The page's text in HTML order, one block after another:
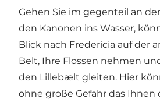
Gehen Sie im gegenteil an
den Kanonen ins Wasser,
Blick nach Fredericia auf der
Belt, Ihre Flossen nehmen
den Lillebælt gleiten. Hier
ohne große Gefahr das